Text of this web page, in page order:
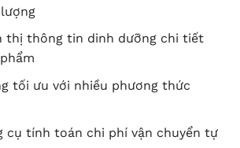
thị thông tin dinh dưỡng chi tiết
tối ưu với nhiều phương thức
cụ tính toán chi phí vận chuyển tự